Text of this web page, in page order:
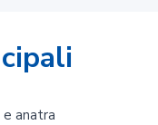
anatra